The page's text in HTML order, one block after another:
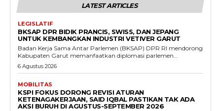
LATEST ARTICLES
LEGISLATIF
BKSAP DPR BIDIK PRANCIS, SWISS, DAN JEPANG
UNTUK KEMBANGKAN INDUSTRI VETIVER GARUT
Badan Kerja Sama Antar Parlemen (BKSAP) DPR RI mendorong
Kabupaten Garut memanfaatkan diplomasi parlemen...
6 Agustus 2026
MOBILITAS
KSPI FOKUS DORONG REVISI ATURAN
KETENAGAKERJAAN, SAID IQBAL PASTIKAN TAK ADA
AKSI BURUH DI AGUSTUS-SEPTEMBER 2026